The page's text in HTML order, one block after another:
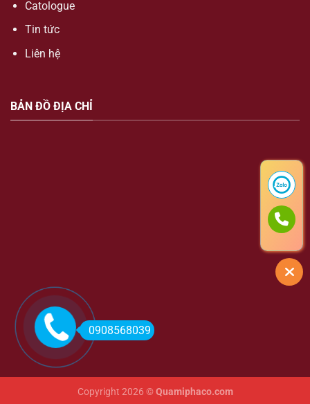
Catologue
Tin tức
Liên hệ
BẢN ĐỒ ĐỊA CHỈ
Copyright 2026 ©Quamiphaco.com
0908568039